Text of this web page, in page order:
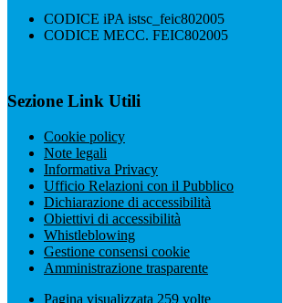
CODICE iPA istsc_feic802005
CODICE MECC. FEIC802005
Sezione Link Utili
Cookie policy
Note legali
Informativa Privacy
Ufficio Relazioni con il Pubblico
Dichiarazione di accessibilità
Obiettivi di accessibilità
Whistleblowing
Gestione consensi cookie
Amministrazione trasparente
Pagina visualizzata 259 volte